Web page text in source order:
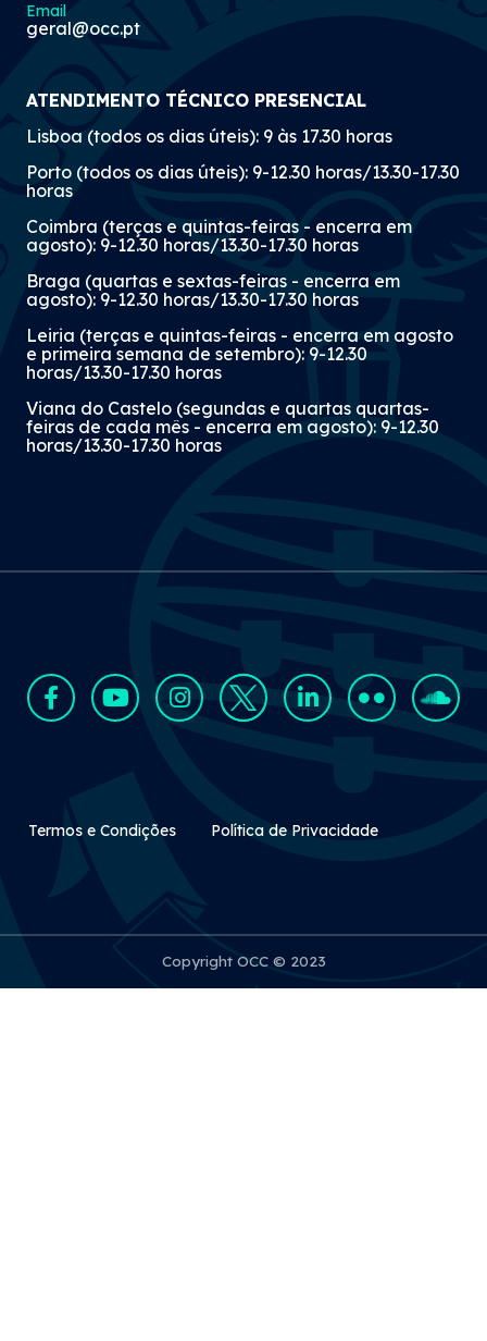
Email
geral@occ.pt
ATENDIMENTO TÉCNICO PRESENCIAL
Lisboa (todos os dias úteis): 9 às 17.30 horas
Porto (todos os dias úteis): 9-12.30 horas/13.30-17.30
horas
Coimbra (terças e quintas-feiras - encerra em
agosto): 9-12.30 horas/13.30-17.30 horas
Braga (quartas e sextas-feiras - encerra em
agosto): 9-12.30 horas/13.30-17.30 horas
Leiria (terças e quintas-feiras - encerra em agosto
e primeira semana de setembro): 9-12.30
horas/13.30-17.30 horas
Viana do Castelo (segundas e quartas quartas-
feiras de cada mês - encerra em agosto): 9-12.30
horas/13.30-17.30 horas
Rodapé Secundário
Termos e Condições Política de Privacidade
Copyright OCC © 2023